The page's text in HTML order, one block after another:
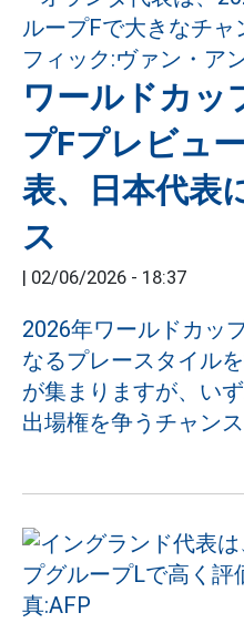
ワールドカッ
プFプレビュ
表、日本代表
ス
| 02/06/2026 - 18:37
2026年ワールドカッ
なるプレースタイル
が集まりますが、い
出場権を争うチャンス